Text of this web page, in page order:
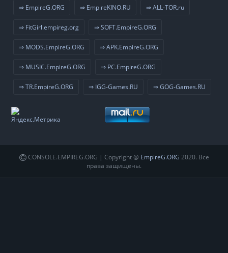
⇒ EmpireG.ORG ⇒ EmpireKINO.RU ⇒ ALL-TOR.ru
⇒ FitGirl.empireg.org ⇒ SOFT.EmpireG.ORG
⇒ MODS.EmpireG.ORG ⇒ APK.EmpireG.ORG
⇒ MUSIC.EmpireG.ORG ⇒ PC.EmpireG.ORG
⇒ TR.EmpireG.ORG ⇒ IGG-Games.RU ⇒ GOG-Games.RU
CONSOLE.EMPIREG.ORG | Copyright @ EmpireG.ORG 2020. Все
права защищены.